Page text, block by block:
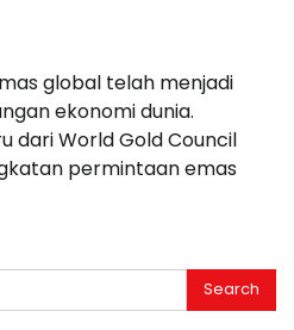
global telah menjadi
ekonomi dunia.
dari World Gold Council
permintaan emas